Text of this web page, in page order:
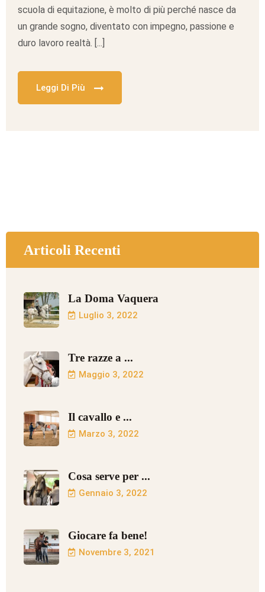
scuola di equitazione, è molto di più perché nasce da
un grande sogno, diventato con impegno, passione e
duro lavoro realtà. [...]
Leggi Di Più
Articoli Recenti
La Doma Vaquera
Luglio 3, 2022
Tre razze a ...
Maggio 3, 2022
Il cavallo e ...
Marzo 3, 2022
Cosa serve per ...
Gennaio 3, 2022
Giocare fa bene!
Novembre 3, 2021